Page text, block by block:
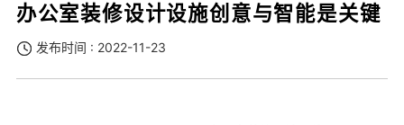
办公室装修设计设施创意与智能是关键
发布时间 : 2022-11-23